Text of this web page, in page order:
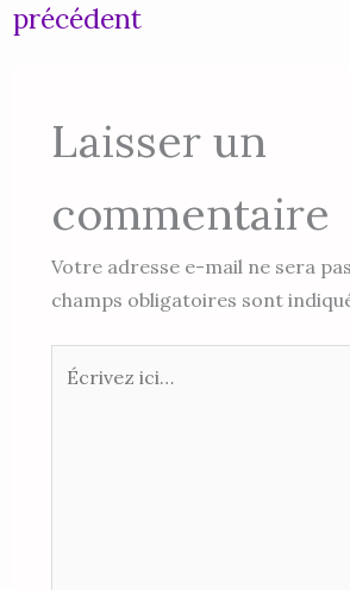
précédent
Laisser un
commentaire
Votre adresse e-mail ne sera
champs obligatoires sont
Écrivez